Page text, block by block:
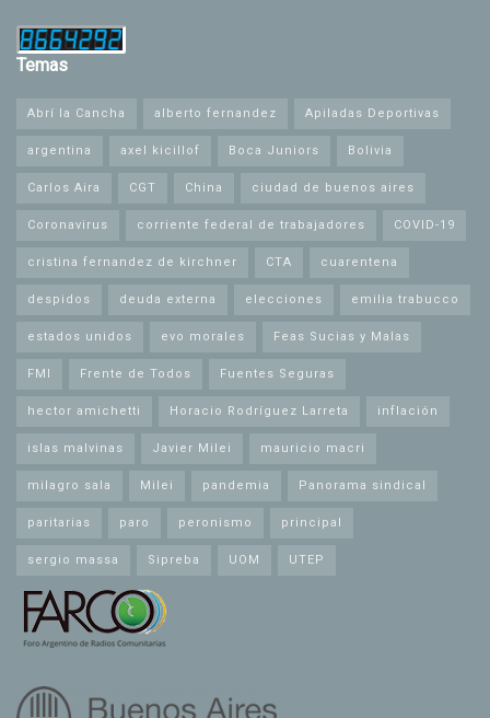
Temas
Abrí la Cancha alberto fernandez Apiladas Deportivas
argentina axel kicillof Boca Juniors Bolivia
Carlos Aira CGT China ciudad de buenos aires
Coronavirus corriente federal de trabajadores COVID-19
cristina fernandez de kirchner CTA cuarentena
despidos deuda externa elecciones emilia trabucco
estados unidos evo morales Feas Sucias y Malas
FMI Frente de Todos Fuentes Seguras
hector amichetti Horacio Rodríguez Larreta inflación
islas malvinas Javier Milei mauricio macri
milagro sala Milei pandemia Panorama sindical
paritarias paro peronismo principal
sergio massa Sipreba UOM UTEP